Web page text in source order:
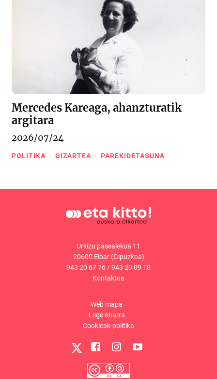
Mercedes Kareaga, ahanzturatik
argitara
2026/07/24
POLITIKA GIZARTEA PAREKIDETASUNA
Urkizu pasealekua 11
20600 Eibar (Gipuzkoa)
943 20 67 76/943 20 09 18
Kontaktua
Web mapa
Lege oharra
Cookieak-politika